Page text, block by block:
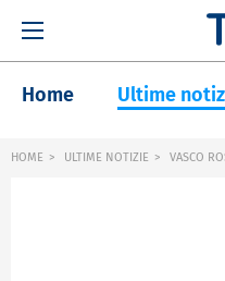
Home Ultime
HOME ULTIME NOTIZIE VASCO